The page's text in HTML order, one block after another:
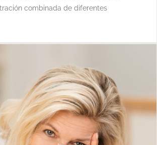
combinada de diferentes